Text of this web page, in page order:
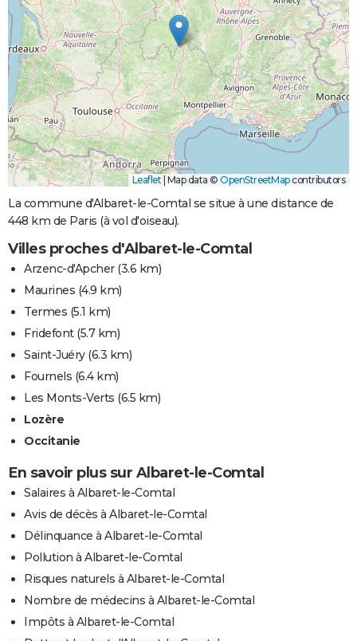
Leaflet Map data © OpenStreetMapcontributors
La commune d'Albaret-le-Comtal se situe à une distance de
448 km de Paris (à vol d'oiseau).
Villes proches d'Albaret-le-Comtal
Arzenc-d'Apcher(3.6 km)
Maurines (4.9 km)
Termes (5.1 km)
Fridefont(5.7 km)
Saint-Juéry(6.3 km)
Fournels (6.4 km)
Les Monts-Verts (6.5 km)
Lozère
Occitanie
En savoir plus sur Albaret-le-Comtal
Salaires à Albaret-le-Comtal
Avis de décès à Albaret-le-Comtal
Délinquance à Albaret-le-Comtal
Pollution à Albaret-le-Comtal
Risques naturels à Albaret-le-Comtal
Nombre de médecins à Albaret-le-Comtal
Impôts à Albaret-le-Comtal